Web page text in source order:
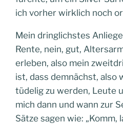
ich vorher wirklich noch
Mein dringlichstes
Rente, nein, gut,
erleben, also mein
ist, dass demnächst, also
tüdelig zu werden, Leute
mich dann und wann zur
Sätze sagen wie: „Komm,